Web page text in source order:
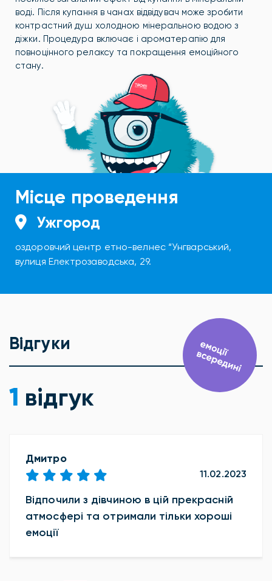
воді. Після купання в чанах відвідувач може зробити
контрастний душ холодною мінеральною водою з
діжки. Процедура включає і ароматерапію для
повноцінного релаксу та покращення емоційного
стану.
Місце проведення
Ужгород
оздоровчий центр етно-велнес “Унгварський,
вулиця Електрозаводська, 29.
Відгуки
1 відгук
Дмитро
11.02.2023
Відпочили з дівчиною в цій прекрасній
атмосфері та отримали тільки хороші
емоції